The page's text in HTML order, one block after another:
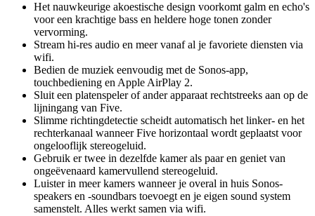
Het nauwkeurige akoestische design voorkomt galm en echo's
voor een krachtige bass en heldere hoge tonen zonder
vervorming.
Stream hi-res audio en meer vanaf al je favoriete diensten via
wifi.
Bedien de muziek eenvoudig met de Sonos-app,
touchbediening en Apple AirPlay 2.
Sluit een platenspeler of ander apparaat rechtstreeks aan op de
lijningang van Five.
Slimme richtingdetectie scheidt automatisch het linker- en het
rechterkanaal wanneer Five horizontaal wordt geplaatst voor
ongelooflijk stereogeluid.
Gebruik er twee in dezelfde kamer als paar en geniet van
ongeëvenaard kamervullend stereogeluid.
Luister in meer kamers wanneer je overal in huis Sonos-
speakers en -soundbars toevoegt en je eigen sound system
samenstelt. Alles werkt samen via wifi.